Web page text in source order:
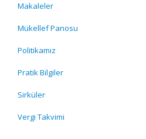
Makaleler
Mükellef Panosu
Politikamız
Pratik Bilgiler
Sirküler
Vergi Takvimi